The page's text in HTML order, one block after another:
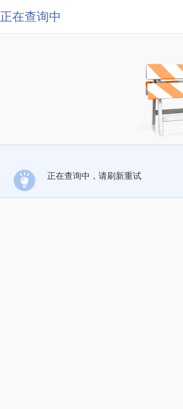
正在查询中
正在查询中，请刷新重试